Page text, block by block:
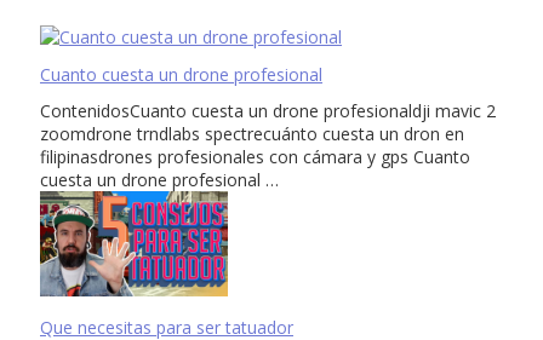
Cuanto cuesta un drone profesional
ContenidosCuanto cuesta un drone profesionaldji mavic 2
zoomdrone trndlabs spectrecuánto cuesta un dron en
filipinasdrones profesionales con cámara y gps Cuanto
cuesta un drone profesional …
Que necesitas para ser tatuador